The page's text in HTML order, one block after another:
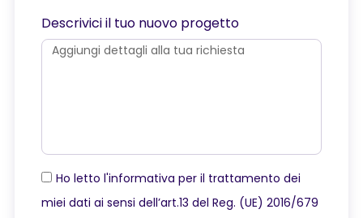
Descrivici il tuo nuovo progetto
Ho letto l'informativa per il trattamento dei
miei dati ai sensi dell’art.13 del Reg. (UE) 2016/679